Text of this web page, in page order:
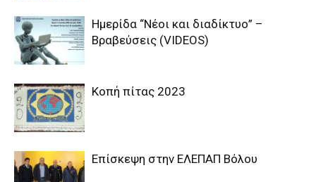
Ημερίδα “Νέοι και διαδίκτυο” –
Βραβεύσεις (VIDEOS)
Κοπή πίτας 2023
Επίσκεψη στην ΕΛΕΠΑΠ Βόλου